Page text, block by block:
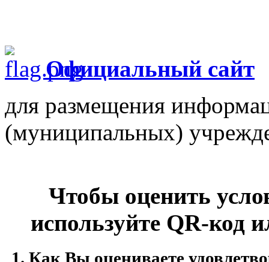
Официальный сайт
для размещения
(муниципальных)
Чтобы оценить
используйте QR-код
Как Вы оцениваете